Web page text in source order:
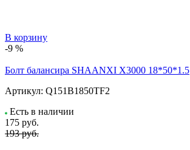
В корзину
-9 %
Болт балансира SHAANXI Х3000 18*50*1.5
Артикул: Q151B1850TF2
Есть в наличии
175 руб.
193 руб.